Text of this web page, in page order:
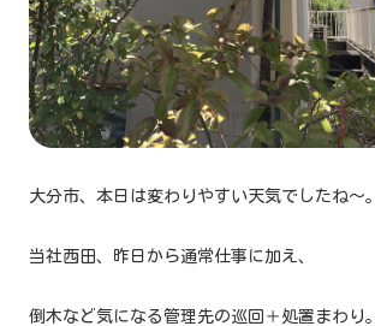
大分市、本日は変わりやすい天気でしたね〜。
当社西田、昨日から通常仕事に加え、
倒木など気になる管理先の巡回＋処置まわり。